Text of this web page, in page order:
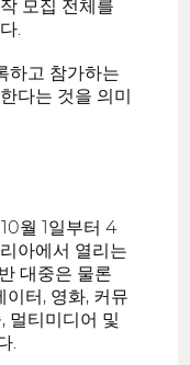
모집 전체를
.
하고 참가하는
다는 것을 의미
월 1일부터 4
아에서 열리는
대중은 물론
터, 영화, 커뮤
멀티미디어 및
.